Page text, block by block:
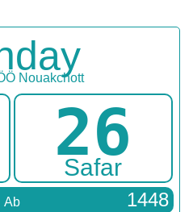
Nouakchott
26
Safar
Ab 1448